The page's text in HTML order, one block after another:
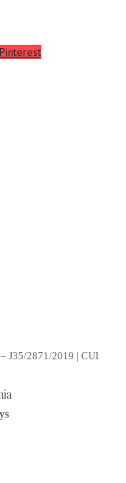
Pinterest
J35/2871/2019 | CUI